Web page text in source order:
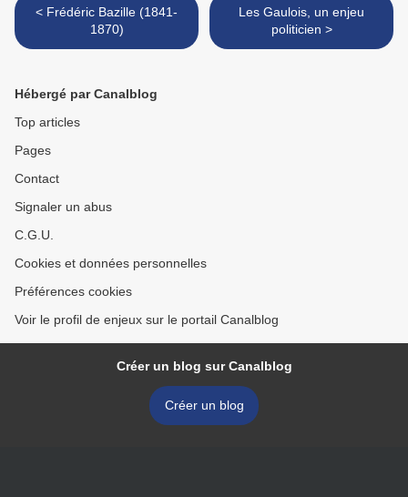
< Frédéric Bazille (1841-
1870)
Les Gaulois, un enjeu
politicien >
Hébergé par Canalblog
Top articles
Pages
Contact
Signaler un abus
C.G.U.
Cookies et données personnelles
Préférences cookies
Voir le profil de enjeux sur le portail Canalblog
Créer un blog sur Canalblog
Créer un blog